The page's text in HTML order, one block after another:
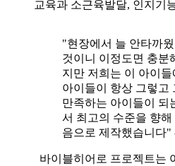
교육과 소근육발달, 인지기
"현장에서 늘 안타까
것이니 이정도면 충분
지만 저희는 이 아이
아이들이 항상 그렇고
만족하는 아이들이 되
서 최고의 수준을 향
음으로 제작했습니다"
바이블히어로 프로젝트는